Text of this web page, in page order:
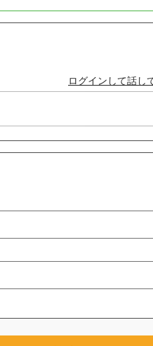
ログインして話し